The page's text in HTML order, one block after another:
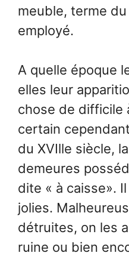
meuble, terme
employé.
A quelle époque
elles leur
chose de difficile
certain
du XVIlle siècle,
demeures
dite « à caisse».
jolies.
détruites, on les
ruine ou bien